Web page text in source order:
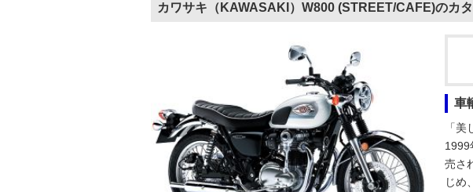
カワサキ（KAWASAKI）W800 (STREET/CAFE)のカ
車
「
1999
売さ
じめ